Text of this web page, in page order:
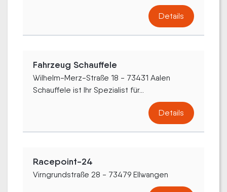
Details
Fahrzeug Schauffele
Wilhelm-Merz-Straße 18 - 73431 Aalen
Schauffele ist Ihr Spezialist für...
Details
Racepoint-24
Virngrundstraße 28 - 73479 Ellwangen